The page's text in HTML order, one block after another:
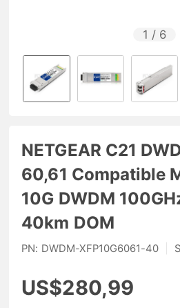
1 / 6
NETGEAR C21
60,61 Compatible
10G DWDM
40km DOM
PN: DWDM-XFP10G6061-40
US$280,99